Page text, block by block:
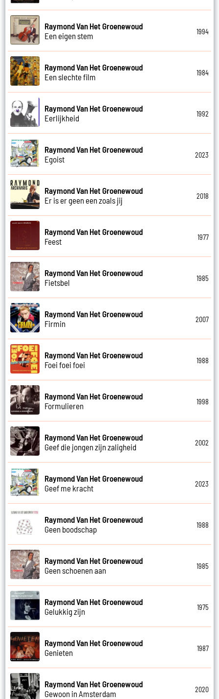
Raymond Van Het Groenewoud
Een eigen stem
1994
Raymond Van Het Groenewoud
Een slechte film
1984
Raymond Van Het Groenewoud
Eerlijkheid
1992
Raymond Van Het Groenewoud
Egoist
2023
Raymond Van Het Groenewoud
Er is er geen een zoals jij
2018
Raymond Van Het Groenewoud
Feest
1977
Raymond Van Het Groenewoud
Fietsbel
1985
Raymond Van Het Groenewoud
Firmin
2007
Raymond Van Het Groenewoud
Foei foei foei
1988
Raymond Van Het Groenewoud
Formulieren
1998
Raymond Van Het Groenewoud
Geef die jongen zijn zaligheid
2002
Raymond Van Het Groenewoud
Geef me kracht
2023
Raymond Van Het Groenewoud
Geen boodschap
1988
Raymond Van Het Groenewoud
Geen schoenen aan
1985
Raymond Van Het Groenewoud
Gelukkig zijn
1975
Raymond Van Het Groenewoud
Genieten
1987
Raymond Van Het Groenewoud
Gewoon in Amsterdam
2020